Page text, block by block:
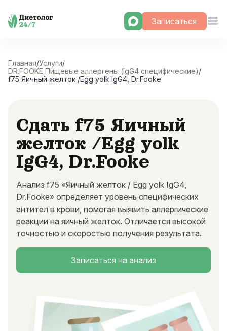
Skip
Записаться
Главная/Услуги/
DR.FOOKE Пищевые аллергены (IgG4 специфические)/
f75 Яичный желток /Egg yolk IgG4, Dr.Fooke
Сдать f75 Яичный
желток /Egg yolk
IgG4, Dr.Fooke
Анализ f75 «Яичный желток / Egg yolk IgG4,
Dr.Fooke» определяет уровень специфических
антител в крови, помогая выявить аллергические
реакции на яичный желток. Отличается высокой
точностью и скоростью получения результата.
Записаться на анализ